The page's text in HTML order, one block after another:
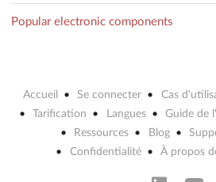
Popular electronic components
Accueil Se connecter Cas
Tarification
Langues Guide de
Ressources
Blog
Confidentialité
À propos